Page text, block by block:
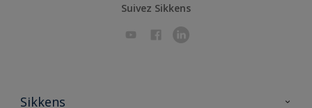
Suivez Sikkens
Sikkens